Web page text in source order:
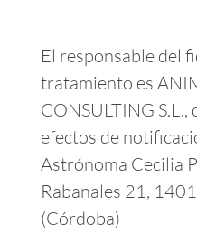
El responsable del
tratamiento es
CONSULTING S.L.,
efectos de
Astrónoma Cecilia
Rabanales 21,
(Córdoba)